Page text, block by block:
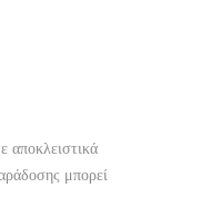
αποκλειστικά
μπορεί